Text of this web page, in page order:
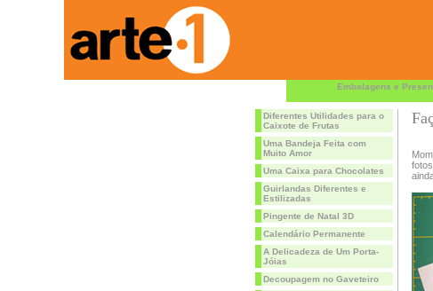
Embalagens e
Diferentes Utilidades para o
Caixote de Frutas
Uma Bandeja Feita com
Muito Amor
Uma Caixa para Chocolates
Guirlandas Diferentes e
Estilizadas
Pingente de Natal 3D
Calendário Permanente
A Delicadeza de Um Porta-
Jóias
Decoupagem no Gaveteiro